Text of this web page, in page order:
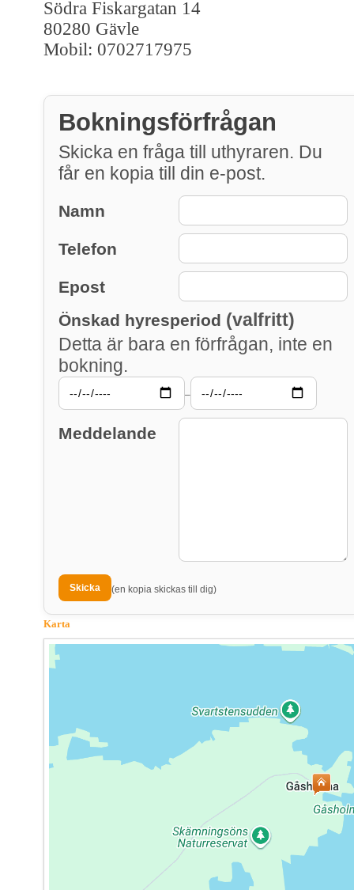
Södra Fiskargatan 14
80280 Gävle
Mobil: 0702717975
Bokningsförfrågan
Skicka en fråga till uthyraren. Du
får en kopia till din e-post.
Namn
Telefon
Epost
Önskad hyresperiod (valfritt)
Detta är bara en förfrågan, inte en
bokning.
–
Meddelande
(en kopia skickas till dig)
Karta